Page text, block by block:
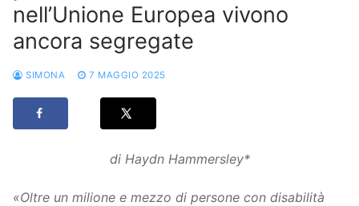
nell’Unione Europea vivono
ancora segregate
SIMONA 7 MAGGIO 2025
di Haydn Hammersley*
«Oltre un milione e mezzo di persone con disabilità